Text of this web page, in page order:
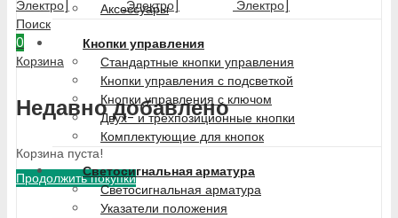
Поиск
0
Корзина
Недавно добавлено
Корзина пуста!
Продолжить покупки
Аксессуары
Кнопки управления
Стандартные кнопки управления
Кнопки управления с подсветкой
Кнопки управления с ключом
Двух- и трехпозиционные кнопки
Комплектующие для кнопок
Светосигнальная арматура
Светосигнальная арматура
Указатели положения